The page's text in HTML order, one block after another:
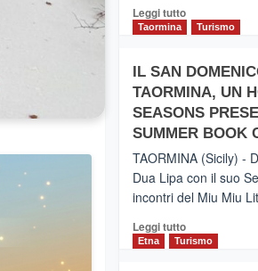
operato
da
Leggi tuttoLeggi
PIEDIMONTE
ETNEO
–
Meta
privilegiata
secondo
i
di
Airbnb.
Taormina Turismo
IL SAN
TAORMINA, UN
SEASONS
SUMMER BOOK
TAORMINA (Sicily) -
Dua Lipa con il suo
incontri del Miu Miu
Leggi tuttoLeggi
di
Etna Turismo